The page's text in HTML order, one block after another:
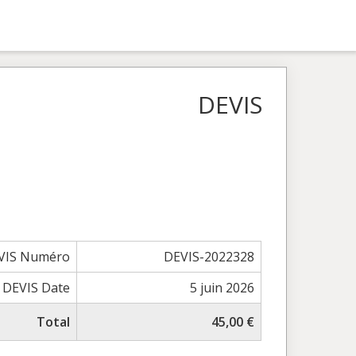
DEVIS
Numéro
DEVIS-2022328
DEVIS Date
5 juin 2026
Total
45,00 €